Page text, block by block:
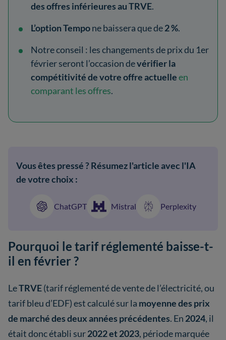
des offres inférieures au TRVE.
L’option Tempone baissera que de2 %.
Notre conseil : les changements de prix du 1er
février seront l’occasion devérifier la
compétitivité de votre offre actuelleen
comparant les offres.
Vous êtes pressé ? Résumez l'article avec l'IA
de votre choix :
ChatGPT Mistral Perplexity
Pourquoi le tarif réglementé baisse-t-
il en février ?
LeTRVE(tarif réglementé de vente de l’électricité, ou
tarif bleu d’EDF) est calculé sur la moyenne des prix
de marché des deux années précédentes. En 2024, il
était donc établi sur2022 et 2023, période marquée